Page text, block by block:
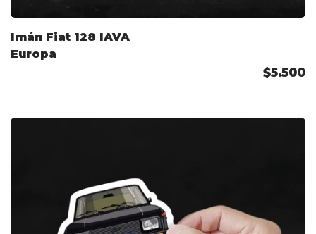
Imán Fiat 128 IAVA
Europa
$5.500